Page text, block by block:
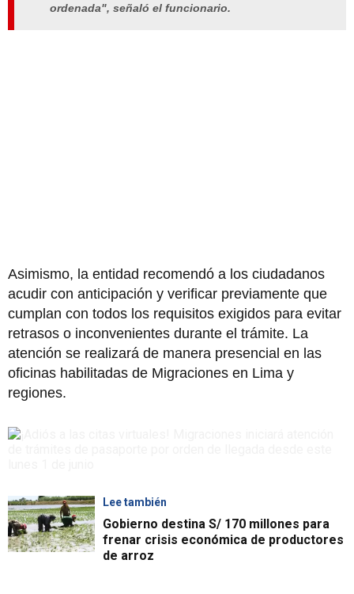
ordenada", señaló el funcionario.
Asimismo, la entidad recomendó a los ciudadanos
acudir con anticipación y verificar previamente que
cumplan con todos los requisitos exigidos para evitar
retrasos o inconvenientes durante el trámite. La
atención se realizará de manera presencial en las
oficinas habilitadas de Migraciones en Lima y
regiones.
Lee también
Gobierno destina S/ 170 millones para
frenar crisis económica de productores
de arroz